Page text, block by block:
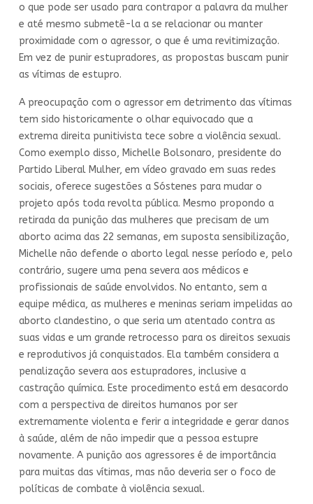
o que pode ser usado para contrapor a palavra da mulher
e até mesmo submetê-la a se relacionar ou manter
proximidade com o agressor, o que é uma revitimização.
Em vez de punir estupradores, as propostas buscam punir
as vítimas de estupro.
A preocupação com o agressor em detrimento das vítimas
tem sido historicamente o olhar equivocado que a
extrema direita punitivista tece sobre a violência sexual.
Como exemplo disso, Michelle Bolsonaro, presidente do
Partido Liberal Mulher, em vídeo gravado em suas redes
sociais, oferece sugestões a Sóstenes para mudar o
projeto após toda revolta pública. Mesmo propondo a
retirada da punição das mulheres que precisam de um
aborto acima das 22 semanas, em suposta sensibilização,
Michelle não defende o aborto legal nesse período e, pelo
contrário, sugere uma pena severa aos médicos e
profissionais de saúde envolvidos. No entanto, sem a
equipe médica, as mulheres e meninas seriam impelidas ao
aborto clandestino, o que seria um atentado contra as
suas vidas e um grande retrocesso para os direitos sexuais
e reprodutivos já conquistados. Ela também considera a
penalização severa aos estupradores, inclusive a
castração química. Este procedimento está em desacordo
com a perspectiva de direitos humanos por ser
extremamente violenta e ferir a integridade e gerar danos
à saúde, além de não impedir que a pessoa estupre
novamente. A punição aos agressores é de importância
para muitas das vítimas, mas não deveria ser o foco de
políticas de combate à violência sexual.